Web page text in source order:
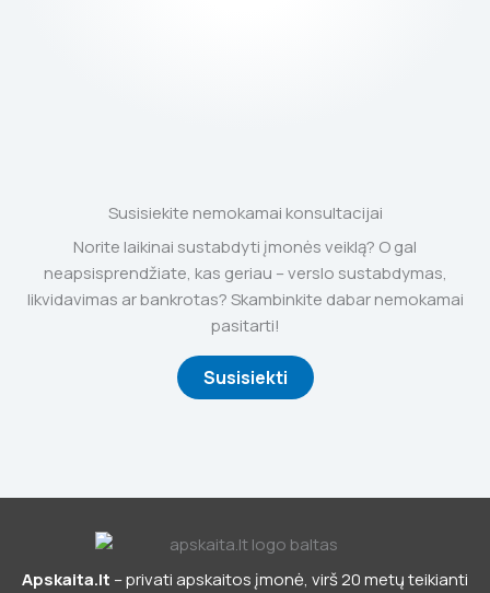
Susisiekite nemokamai konsultacijai
Norite laikinai sustabdyti įmonės veiklą? O gal
neapsisprendžiate, kas geriau – verslo sustabdymas,
likvidavimas ar bankrotas? Skambinkite dabar nemokamai
pasitarti!
Susisiekti
Apskaita.lt – privati apskaitos įmonė, virš 20 metų teikianti